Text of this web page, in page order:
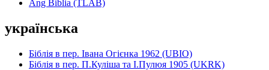
Ang Biblia (TLAB)
українська
Біблія в пер. Івана Огієнка 1962 (UBIO)
Біблія в пер. П.Куліша та І.Пулюя 1905 (UKRK)